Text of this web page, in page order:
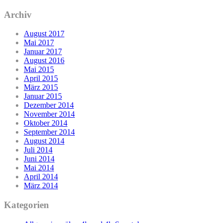
Archiv
August 2017
Mai 2017
Januar 2017
August 2016
Mai 2015
April 2015
März 2015
Januar 2015
Dezember 2014
November 2014
Oktober 2014
September 2014
August 2014
Juli 2014
Juni 2014
Mai 2014
April 2014
März 2014
Kategorien